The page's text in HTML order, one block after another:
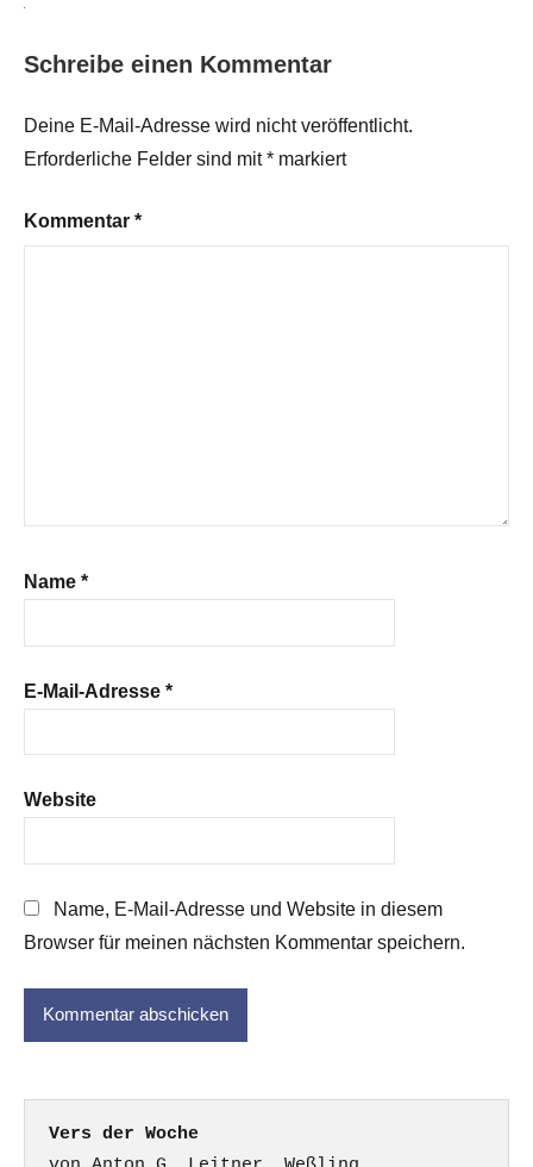
Schreibe einen Kommentar
Deine E-Mail-Adresse wird nicht veröffentlicht.
Erforderliche Felder sind mit* markiert
Kommentar *
Name *
E-Mail-Adresse *
Website
Name, E-Mail-Adresse und Website in diesem
Browser für meinen nächsten Kommentar speichern.
Vers der Woche